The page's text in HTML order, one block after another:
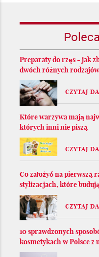
Preparaty do rzęs - jak
dwóch różnych
CZYTAJ
Które warzywa mają
których inni nie piszą
CZYTAJ
Co założyć na pierwszą
stylizacjach, które
CZYTAJ
10 sprawdzonych
kosmetykach w Polsce